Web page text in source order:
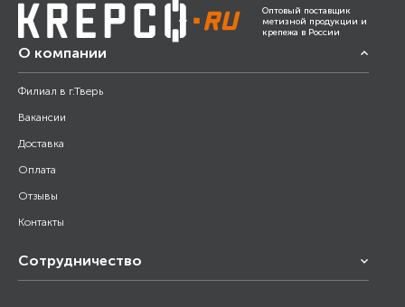
Оптовый поставщик
метизной продукции и
крепежа в России
О компании
Филиал в г.Тверь
Вакансии
Доставка
Оплата
Отзывы
Контакты
Сотрудничество